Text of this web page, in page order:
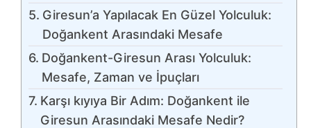
Giresun’a Yapılacak En Güzel Yolculuk:
Doğankent Arasındaki Mesafe
Doğankent-Giresun Arası Yolculuk:
Mesafe, Zaman ve İpuçları
Karşı kıyıya Bir Adım: Doğankent ile
Giresun Arasındaki Mesafe Nedir?